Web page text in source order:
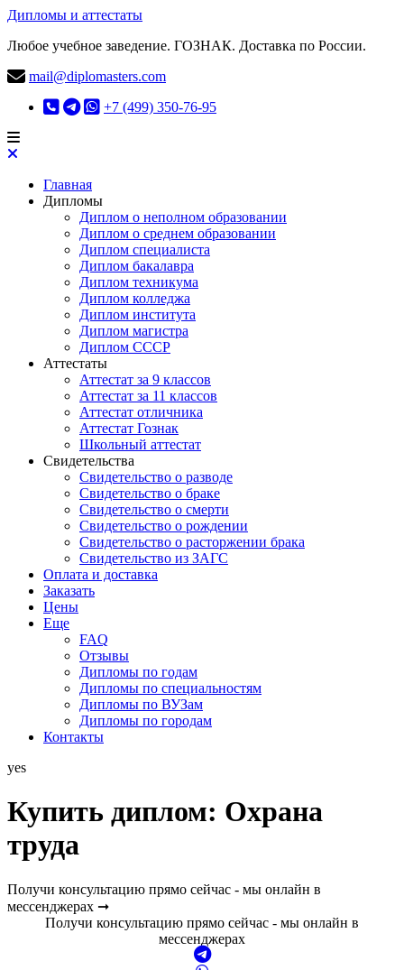
Дипломы и аттестаты
Любое учебное заведение. ГОЗНАК. Доставка по России.
mail@diplomasters.com
+7 (499) 350-76-95
Главная
Дипломы
Диплом о неполном образовании
Диплом о среднем образовании
Диплом специалиста
Диплом бакалавра
Диплом техникума
Диплом колледжа
Диплом института
Диплом магистра
Диплом СССР
Аттестаты
Аттестат за 9 классов
Аттестат за 11 классов
Аттестат отличника
Аттестат Гознак
Школьный аттестат
Свидетельства
Свидетельство о разводе
Свидетельство о браке
Свидетельство о смерти
Свидетельство о рождении
Свидетельство о расторжении брака
Свидетельство из ЗАГС
Оплата и доставка
Заказать
Цены
Еще
FAQ
Отзывы
Дипломы по годам
Дипломы по специальностям
Дипломы по ВУЗам
Дипломы по городам
Контакты
yes
Купить диплом: Охрана
труда
Получи консультацию прямо сейчас - мы онлайн в
мессенджерах ➞
Получи консультацию прямо сейчас - мы онлайн в
мессенджерах